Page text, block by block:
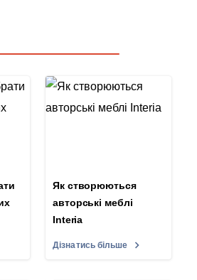
Як створюються
авторські меблі
Interia
Дізнатись більше